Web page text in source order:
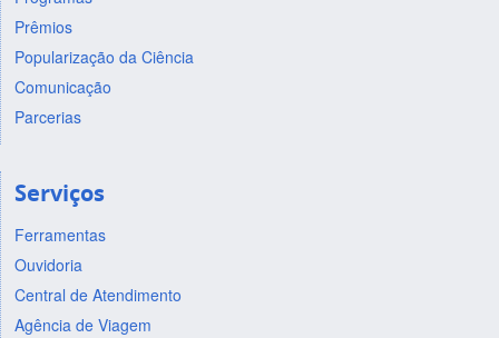
Prêmios
Popularização da Ciência
Comunicação
Parcerias
Serviços
Ferramentas
Ouvidoria
Central de Atendimento
Agência de Viagem